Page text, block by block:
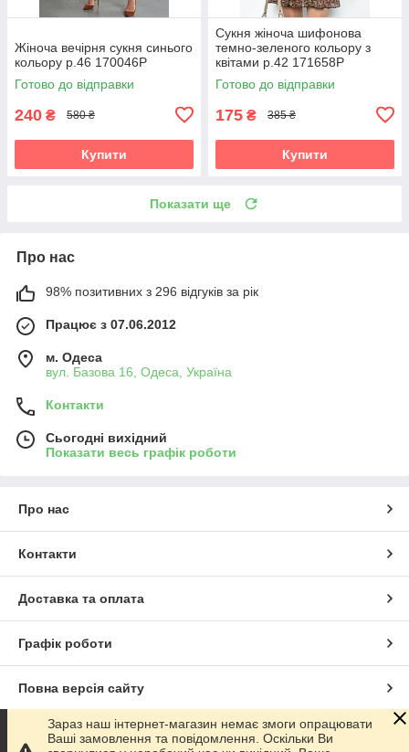
Жіноча вечірня сукня синього
кольору р.46 170046P
Готово до відправки
240 ₴ 580 ₴
Купити
Сукня жіноча шифонова
темно-зеленого кольору з
квітами р.42 171658P
Готово до відправки
175 ₴ 385 ₴
Купити
Показати ще
Про нас
98% позитивних з 296 відгуків за рік
Працює з 07.06.2012
м. Одеса
вул. Базова 16, Одеса, Україна
Контакти
Сьогодні вихідний
Показати весь графік роботи
Про нас
Контакти
Доставка та оплата
Графік роботи
Повна версія сайту
Сайт створено на маркетплейсіProm.ua
Зараз наш інтернет-магазин немає змоги опрацювати
Ваші замовлення та повідомлення. Оскільки Ви